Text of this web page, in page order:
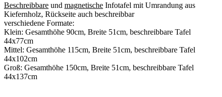
Beschreibbare und magnetische Infotafel mit Umrandung aus
Kiefernholz, Rückseite auch beschreibbar
verschiedene Formate:
Klein: Gesamthöhe 90cm, Breite 51cm, beschreibbare Tafel
44x77cm
Mittel: Gesamthöhe 115cm, Breite 51cm, beschreibbare Tafel
44x102cm
Groß: Gesamthöhe 150cm, Breite 51cm, beschreibbare Tafel
44x137cm